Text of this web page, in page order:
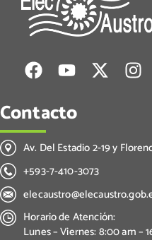
Contacto
Av. Del Estadio 2-19 y
+593-7-410-3073
Horario de Atención:
Lunes – Viernes: 8:00 am –